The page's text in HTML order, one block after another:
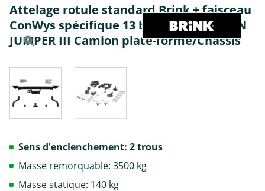
Attelage rotule standard Brink + faisceau
ConWys spécifique 13 broches - CITROËN
JUMPER III Camion plate-forme/Châssis
Sens d'enclenchement: 2 trous
Masse remorquable: 3500 kg
Masse statique: 140 kg